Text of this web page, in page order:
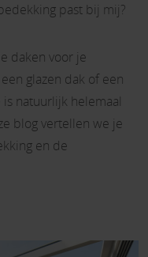
past bij mij?
daken voor je
glazen dak of een
natuurlijk helemaal
blog vertellen we je
en de